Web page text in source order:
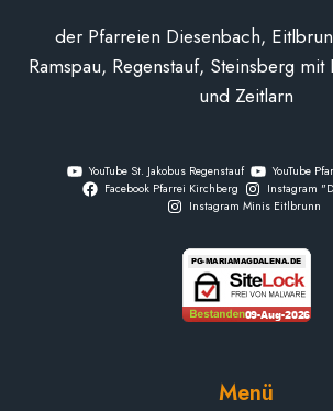
der Pfarreien Diesenbach,
Ramspau, Regenstauf, Steinsberg
und Zeitlarn
YouTube St. Jakobus Regenstauf
YouTube
Facebook Pfarrei Kirchberg
Instagram
Instagram Minis Eitlbrunn
Menü